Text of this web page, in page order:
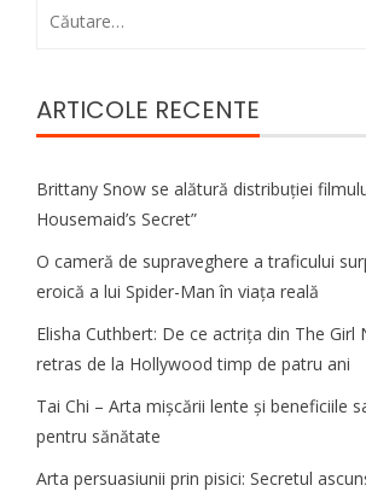
ARTICOLE RECENTE
Brittany Snow se alătură distribuției
Housemaid’s Secret”
O cameră de supraveghere a traficului
eroică a lui Spider-Man în viața reală
Elisha Cuthbert: De ce actrița din The Girl
retras de la Hollywood timp de patru ani
Tai Chi – Arta mișcării lente și beneficiile
pentru sănătate
Arta persuasiunii prin pisici: Secretul